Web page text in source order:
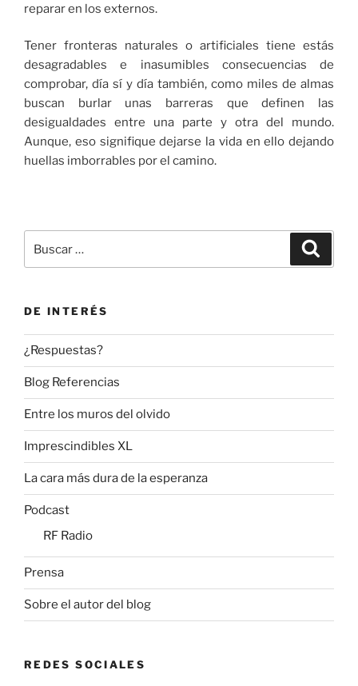
reparar en los externos.
Tener fronteras naturales o artificiales tiene estás
desagradables e inasumibles consecuencias de
comprobar, día sí y día también, como miles de almas
buscan burlar unas barreras que definen las
desigualdades entre una parte y otra del mundo.
Aunque, eso signifique dejarse la vida en ello dejando
huellas imborrables por el camino.
por:
DE INTERÉS
¿Respuestas?
Blog Referencias
Entre los muros del olvido
Imprescindibles XL
La cara más dura de la esperanza
Podcast
RF Radio
Prensa
Sobre el autor del blog
REDES SOCIALES